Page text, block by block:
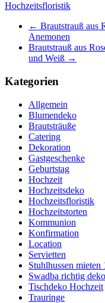
Hochzeitsfloristik
← Brautstrauß aus
Anemonen
Brautstrauß aus
und Weiß →
Kategorien
Allgemein
Blumendeko
Brautsträuße
Catering
Dekoration
Gastgeschenke
Geburtstag
Hochzeit
Hochzeitsdeko
Hochzeitsfloristik
Hochzeitstorten
Kommunion
Konfirmation
Location
Servietten
Stuhlhussen mieten
Swadba richtig
Tischdeko Hochzeit
Trauringe